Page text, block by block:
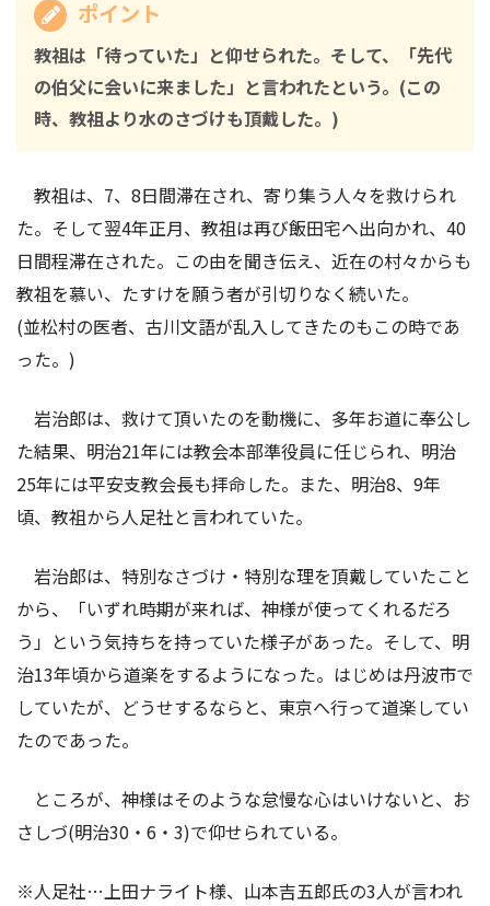
ポイント
教祖は「待っていた」と仰せられた。そして、「先代
の伯父に会いに来ました」と言われたという。(この
時、教祖より水のさづけも頂戴した。)
教祖は、7、8日間滞在され、寄り集う人々を救けられ
た。そして翌4年正月、教祖は再び飯田宅へ出向かれ、40
日間程滞在された。この由を聞き伝え、近在の村々からも
教祖を慕い、たすけを願う者が引切りなく続いた。
(並松村の医者、古川文語が乱入してきたのもこの時であ
った。)
岩治郎は、救けて頂いたのを動機に、多年お道に奉公し
た結果、明治21年には教会本部準役員に任じられ、明治
25年には平安支教会長も拝命した。また、明治8、9年
頃、教祖から人足社と言われていた。
岩治郎は、特別なさづけ・特別な理を頂戴していたこと
から、「いずれ時期が来れば、神様が使ってくれるだろ
う」という気持ちを持っていた様子があった。そして、明
治13年頃から道楽をするようになった。はじめは丹波市で
していたが、どうせするならと、東京へ行って道楽してい
たのであった。
ところが、神様はそのような怠慢な心はいけないと、お
さしづ(明治30・6・3)で仰せられている。
※人足社…上田ナライト様、山本吉五郎氏の3人が言われ